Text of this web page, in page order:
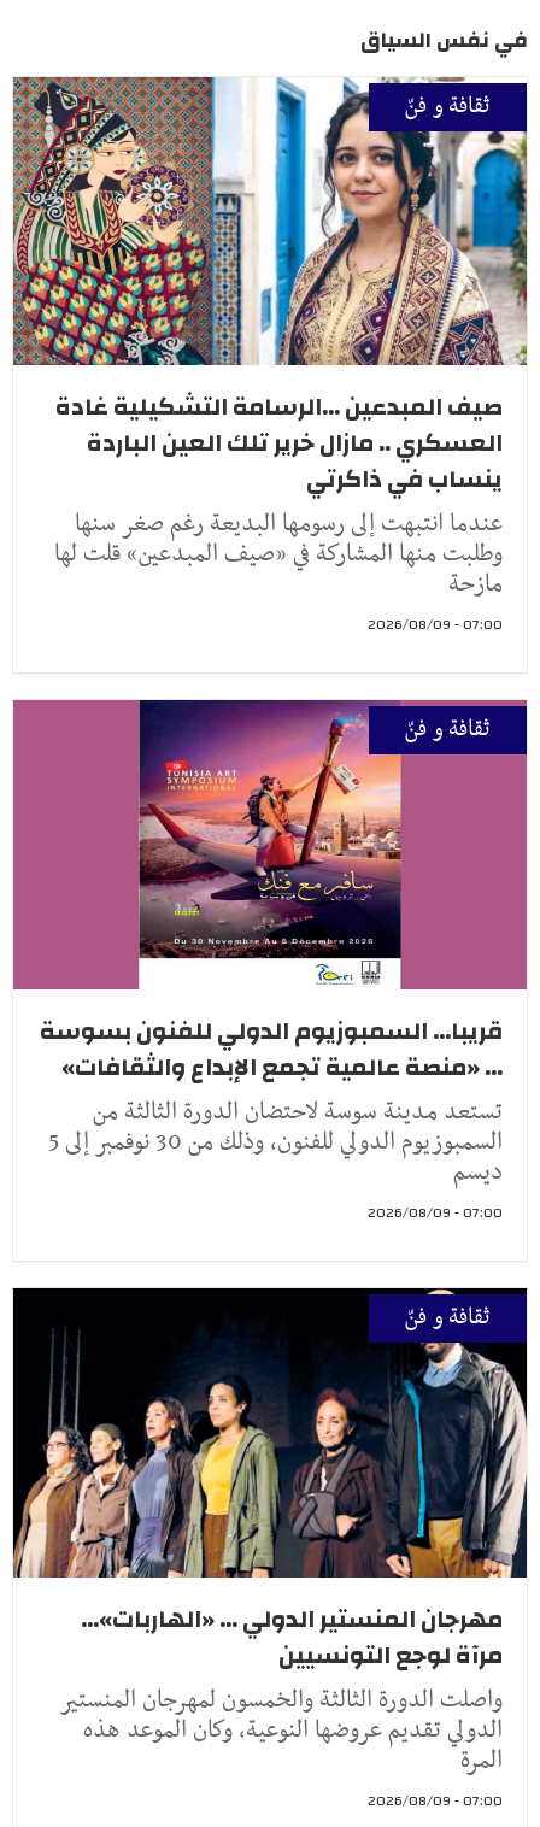
في نفس السياق
ثقافة و فنّ
صيف المبدعين ...الرسامة التشكيلية غادة
العسكري .. مازال خرير تلك العين الباردة
ينساب في ذاكرتي
عندما انتبهت إلى رسومها البديعة رغم صغر سنها
وطلبت منها المشاركة في «صيف المبدعين» قلت لها
مازحة
07:00 - 2026/08/09
ثقافة و فنّ
قريبا... السمبوزيوم الدولي للفنون بسوسة
... «منصة عالمية تجمع الإبداع والثقافات»
تستعد مدينة سوسة لاحتضان الدورة الثالثة من
السمبوزيوم الدولي للفنون، وذلك من 30 نوفمبر إلى 5
ديسم
07:00 - 2026/08/09
ثقافة و فنّ
مهرجان المنستير الدولي ... «الهاربات»...
مرآة لوجع التونسيين
واصلت الدورة الثالثة والخمسون لمهرجان المنستير
الدولي تقديم عروضها النوعية، وكان الموعد هذه
المرة
07:00 - 2026/08/09